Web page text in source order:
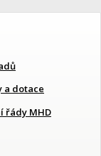
a dotace
řády MHD